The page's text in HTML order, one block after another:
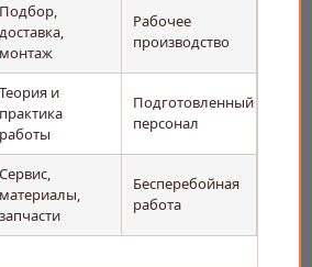
Подбор,
доставка,
монтаж
Рабочее
производство
Теория и
практика
работы
Подготовленный
персонал
Сервис,
материалы,
запчасти
Бесперебойная
работа